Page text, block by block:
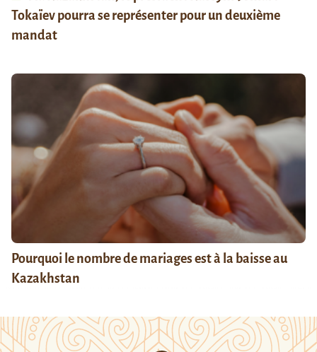
Tokaïev pourra se représenter pour un deuxième
mandat
Pourquoi le nombre de mariages est à la baisse au
Kazakhstan